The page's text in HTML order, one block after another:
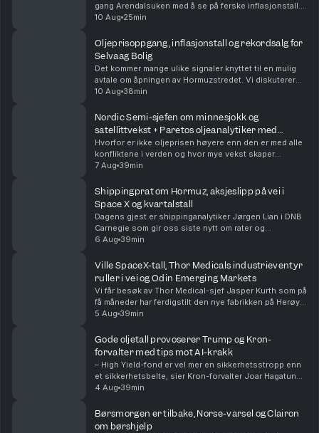
gang Arendalsuken med å se på ferske inflasjonstall.
Politisk reporter Celina Ryssdal gir oss en
og...
10 Aug 25min
Oljeprisoppgang, inflasjonstall og rekordsalg for
Selvaag Bolig
Det kommer mange ulike signaler knyttet til en mulig
avtale om åpningen av Hormuzstredet. Vi diskuterer
Trumps siste selvmotsigelser, rykter om nye Putin-
10 Aug 38min
Nordic Semi-sjefen om minnesjokk og
satellittvekst + Paretos oljeanalytiker med
Hormuz-rapport
Hvorfor er ikke oljeprisen høyere enn den er med alle
konfliktene i verden og hvor mye vekst skaper
satellittsatsingen som skjer i teknologibransjen? Vi
7 Aug 39min
Shippingprat om Hormuz, aksjeslipp på vei i
Space X og kvartalstall
Dagens gjest er shippinganalytiker Jørgen Lian i DNB
Carnegie som gir oss siste nytt om rater og
situasjonen i Hormuzstredet. Vi sparker i gang
Nor...
6 Aug 39min
Ville SpaceX-tall, Thor Medicals industrieventyr
ruller i vei og Odin Emerging Markets
Vi får besøk av Thor Medical-sjef Jasper Kurth som på
få måneder har ferdigstilt den nye fabrikken på Herøya
og levert første kundeordre. Odin-forvalter Dan Erik
5 Aug 39min
Gode oljetall provoserer Trump og Kron-
forvalter med tips mot AI-krakk
– High Yield-fond er vel mer en sikkerhetsstropp enn
et sikkerhetsbelte, sier Kron-forvalter Joar Hagatun
som diskuterer strategier for de som er redd for et AI-
4 Aug 39min
Børsmorgen er tilbake, Norse-varsel og Clairon
om børshjelp